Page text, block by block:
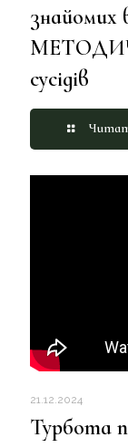
сусідів
21.12.2024
Турбота